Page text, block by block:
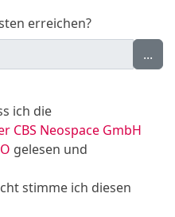
erreichen?
...
ich die
CBS Neospace GmbH
gelesen und
stimme ich diesen